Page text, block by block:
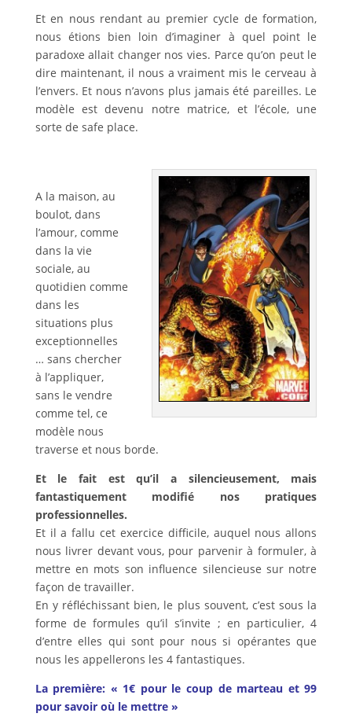
Et en nous rendant au premier cycle de formation,
nous étions bien loin d’imaginer à quel point le
paradoxe allait changer nos vies. Parce qu’on peut le
dire maintenant, il nous a vraiment mis le cerveau à
l’envers. Et nous n’avons plus jamais été pareilles. Le
modèle est devenu notre matrice, et l’école, une
sorte de safe place.
A la maison, au
boulot, dans
l’amour, comme
dans la vie
sociale, au
quotidien comme
dans les
situations plus
exceptionnelles
… sans chercher
à l’appliquer,
sans le vendre
comme tel, ce
modèle nous
traverse et nous borde.
Et le fait est qu’il a silencieusement, mais
fantastiquement modifié nos pratiques
professionnelles.
Et il a fallu cet exercice difficile, auquel nous allons
nous livrer devant vous, pour parvenir à formuler, à
mettre en mots son influence silencieuse sur notre
façon de travailler.
En y réfléchissant bien, le plus souvent, c’est sous la
forme de formules qu’il s’invite ; en particulier, 4
d’entre elles qui sont pour nous si opérantes que
nous les appellerons les 4 fantastiques.
La première: « 1€ pour le coup de marteau et 99
pour savoir où le mettre »